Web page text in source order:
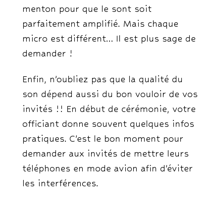
menton pour que le sont soit
parfaitement amplifié. Mais chaque
micro est différent… Il est plus sage de
demander !
Enfin, n’oubliez pas que la qualité du
son dépend aussi du bon vouloir de vos
invités !! En début de cérémonie, votre
officiant donne souvent quelques infos
pratiques. C’est le bon moment pour
demander aux invités de mettre leurs
téléphones en mode avion afin d’éviter
les interférences.